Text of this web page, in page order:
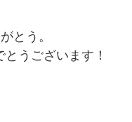
とう。
うございます！